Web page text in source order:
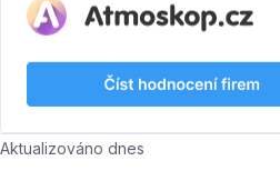
Aktualizováno dnes